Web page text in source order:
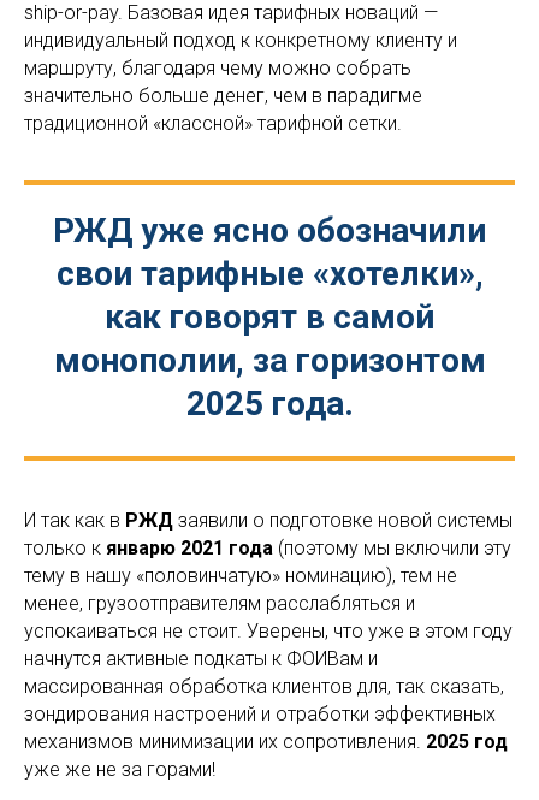
ship-or-pay. Базовая идея тарифных новаций —
индивидуальный подход к конкретному клиенту и
маршруту, благодаря чему можно собрать
значительно больше денег, чем в парадигме
традиционной «классной» тарифной сетки.
РЖД уже ясно обозначили
свои тарифные «хотелки»,
как говорят в самой
монополии, за горизонтом
2025 года.
И так как в РЖД заявили о подготовке новой системы
только к январю 2021 года (поэтому мы включили эту
тему в нашу «половинчатую» номинацию), тем не
менее, грузоотправителям расслабляться и
успокаиваться не стоит. Уверены, что уже в этом году
начнутся активные подкаты к ФОИВам и
массированная обработка клиентов для, так сказать,
зондирования настроений и отработки эффективных
механизмов минимизации их сопротивления. 2025 год
уже же не за горами!